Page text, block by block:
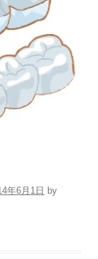
年6月1日
by